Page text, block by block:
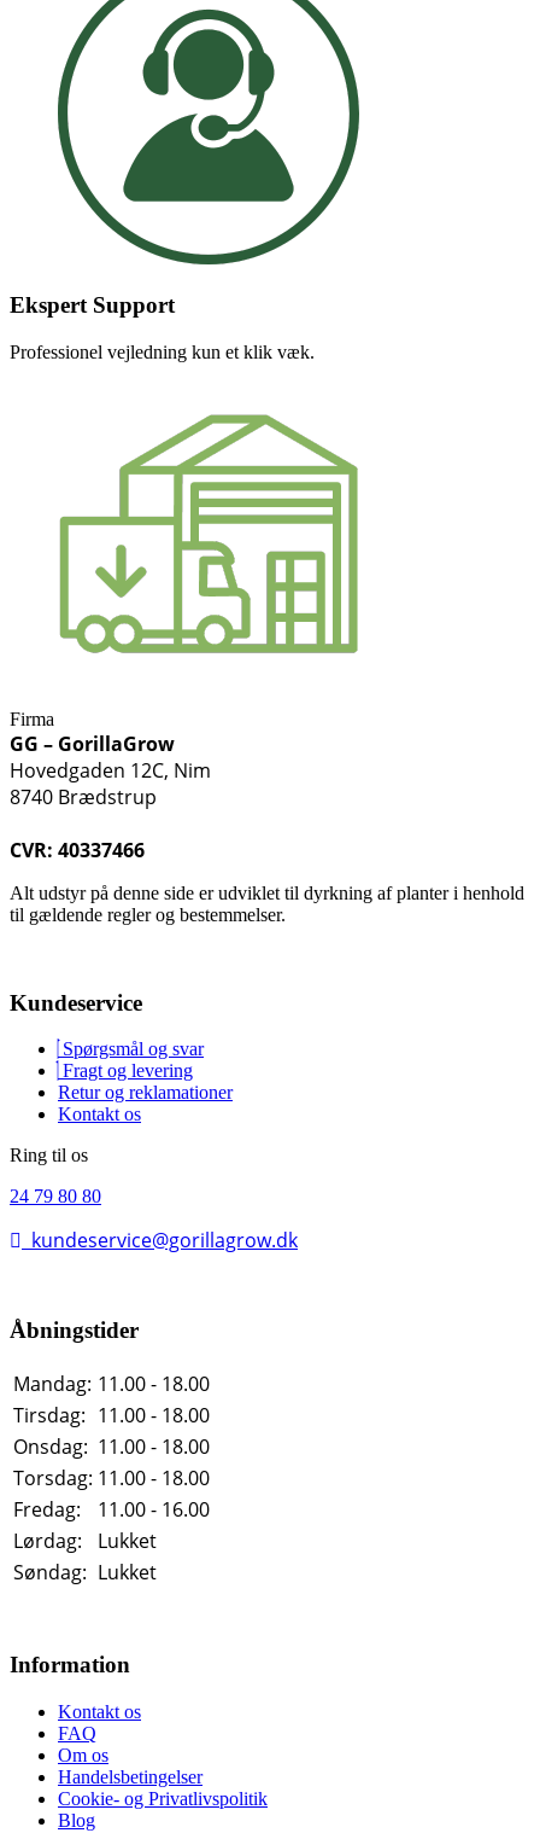
Ekspert Support
Professionel vejledning kun et klik væk.
Firma
GG – GorillaGrow
Hovedgaden 12C, Nim
8740 Brædstrup
CVR: 40337466
Alt udstyr på denne side er udviklet til dyrkning af planter i henhold
til gældende regler og bestemmelser.
Kundeservice
Spørgsmål og svar
Fragt og levering
Retur og reklamationer
Kontakt os
Ring til os
24 79 80 80
kundeservice@gorillagrow.dk
Åbningstider
Mandag: 11.00 - 18.00
Tirsdag: 11.00 - 18.00
Onsdag: 11.00 - 18.00
Torsdag: 11.00 - 18.00
Fredag:
11.00 - 16.00
Lørdag:
Lukket
Søndag: Lukket
Information
Kontakt os
FAQ
Om os
Handelsbetingelser
Cookie- og Privatlivspolitik
Blog